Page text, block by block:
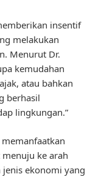
insentif
melakukan
Menurut Dr.
kemudahan
atau bahkan
berhasil
lingkungan.”
ke arah
ekonomi yang